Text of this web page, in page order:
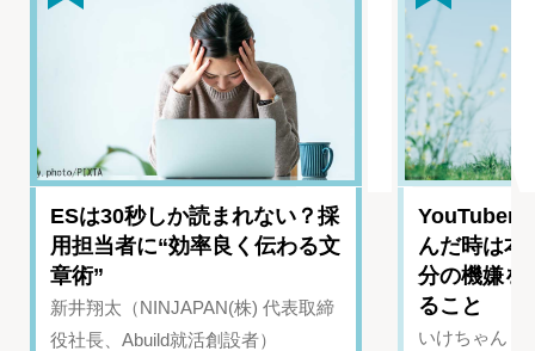
ESは30秒しか読まれない？採
用担当者に“効率良く伝わる文
章術”
新井翔太（NINJAPAN(株) 代表取締
役社長、Abuild就活創設者）
YouTuber
んだ時は
分の機嫌を
ること
いけちゃん（